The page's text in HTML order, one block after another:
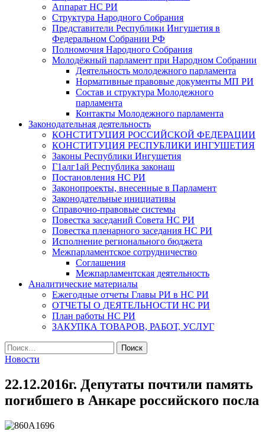
Аппарат НС РИ
Структура Народного Собрания
Представители Республики Ингушетия в
Федеральном Собрании РФ
Полномочия Народного Собрания
Молодёжный парламент при Народном Собрании
Деятельность молодежного парламента
Нормативные правовые документы МП РИ
Состав и структура Молодежного
парламента
Контакты Молодежного парламента
Законодательная деятельность
КОНСТИТУЦИЯ РОССИЙСКОЙ ФЕДЕРАЦИИ
КОНСТИТУЦИЯ РЕСПУБЛИКИ ИНГУШЕТИЯ
Законы Республики Ингушетия
Г1алг1ай Республика законаш
Постановления НС РИ
Законопроекты, внесенные в Парламент
Законодательные инициативы
Справочно-правовые системы
Повестка заседаний Совета НС РИ
Повестка пленарного заседания НС РИ
Исполнение регионального бюджета
Межпарламентское сотрудничество
Соглашения
Межпарламентская деятельность
Аналитические материалы
Ежегодные отчеты Главы РИ в НС РИ
ОТЧЕТЫ О ДЕЯТЕЛЬНОСТИ НС РИ
План работы НС РИ
ЗАКУПКА ТОВАРОВ, РАБОТ, УСЛУГ
Найти:
Новости
22.12.2016г. Депутаты почтили память
погибшего в Анкаре российского посла